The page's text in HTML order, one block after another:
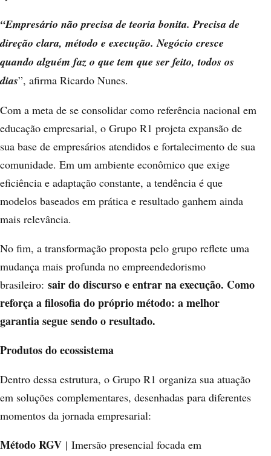
“Empresário não precisa de teoria bonita. Precisa de
direção clara, método e execução. Negócio cresce
quando alguém faz o que tem que ser feito, todos os
dias”, afirma Ricardo Nunes.
Com a meta de se consolidar como referência nacional em
educação empresarial, o Grupo R1 projeta expansão de
sua base de empresários atendidos e fortalecimento de sua
comunidade. Em um ambiente econômico que exige
eficiência e adaptação constante, a tendência é que
modelos baseados em prática e resultado ganhem ainda
mais relevância.
No fim, a transformação proposta pelo grupo reflete uma
mudança mais profunda no empreendedorismo
brasileiro: sair do discurso e entrar na execução. Como
reforça a filosofia do próprio método: a melhor
garantia segue sendo o resultado.
Produtos do ecossistema
Dentro dessa estrutura, o Grupo R1 organiza sua atuação
em soluções complementares, desenhadas para diferentes
momentos da jornada empresarial:
Método RGV | Imersão presencial focada em